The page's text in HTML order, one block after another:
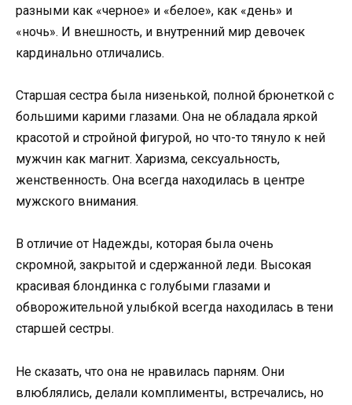
разными как «черное» и «белое», как «день» и
«ночь». И внешность, и внутренний мир девочек
кардинально отличались.
Старшая сестра была низенькой, полной брюнеткой с
большими карими глазами. Она не обладала яркой
красотой и стройной фигурой, но что-то тянуло к ней
мужчин как магнит. Харизма, сексуальность,
женственность. Она всегда находилась в центре
мужского внимания.
В отличие от Надежды, которая была очень
скромной, закрытой и сдержанной леди. Высокая
красивая блондинка с голубыми глазами и
обворожительной улыбкой всегда находилась в тени
старшей сестры.
Не сказать, что она не нравилась парням. Они
влюблялись, делали комплименты, встречались, но